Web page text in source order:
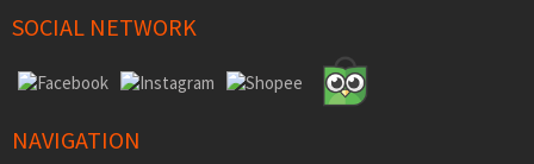
SOCIAL NETWORK
NAVIGATION